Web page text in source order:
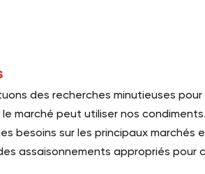
des recherches minutieuses
marché peut utiliser nos
besoins sur les principaux marchés
assaisonnements appropriés pour